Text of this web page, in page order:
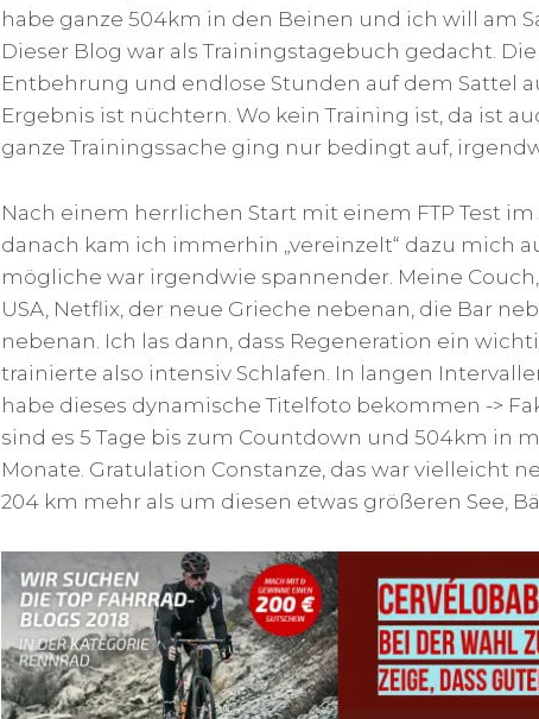
habe ganze 504km in den Beinen und ich will am
Dieser Blog war als Trainingstagebuch gedacht.
Entbehrung und endlose Stunden auf dem Sattel
Ergebnis ist nüchtern. Wo kein Training ist, da ist
ganze Trainingssache ging nur bedingt auf,
Nach einem herrlichen Start mit einem FTP Test
danach kam ich immerhin „vereinzelt“ dazu mich
mögliche war irgendwie spannender. Meine
USA, Netflix, der neue Grieche nebenan, die Bar
nebenan. Ich las dann, dass Regeneration ein
trainierte also intensiv Schlafen. In langen
habe dieses dynamische Titelfoto bekommen ->
sind es 5 Tage bis zum Countdown und 504km in
Monate. Gratulation Constanze, das war vielleicht
204 km mehr als um diesen etwas größeren See,